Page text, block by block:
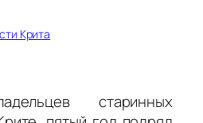
Крита
старинных